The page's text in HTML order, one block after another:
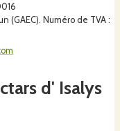
(GAEC). Numéro de TVA :
d' Isalys